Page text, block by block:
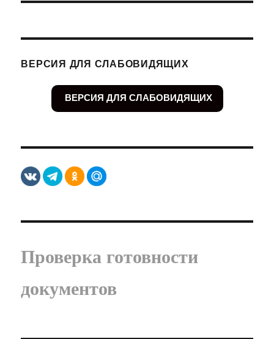
ВЕРСИЯ ДЛЯ СЛАБОВИДЯЩИХ
ВЕРСИЯ ДЛЯ СЛАБОВИДЯЩИХ
Проверка готовности
документов